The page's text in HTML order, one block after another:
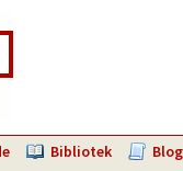
Bibliotek Blog